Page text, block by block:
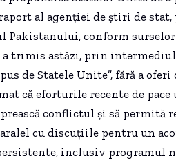
al agenției de știri de stat,
conform surselor
a trimis astăzi, prin
de Statele Unite”, fără a
că eforturile recente de
conflictul și să permită
cu discuțiile pentru un
inclusiv programul